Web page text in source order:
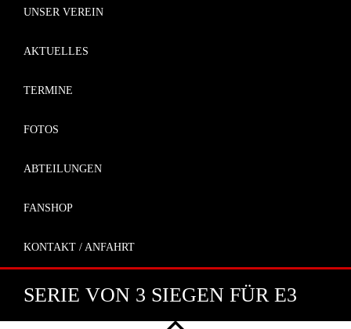
UNSER VEREIN
AKTUELLES
TERMINE
FOTOS
ABTEILUNGEN
FANSHOP
KONTAKT / ANFAHRT
SERIE VON 3 SIEGEN FÜR E3